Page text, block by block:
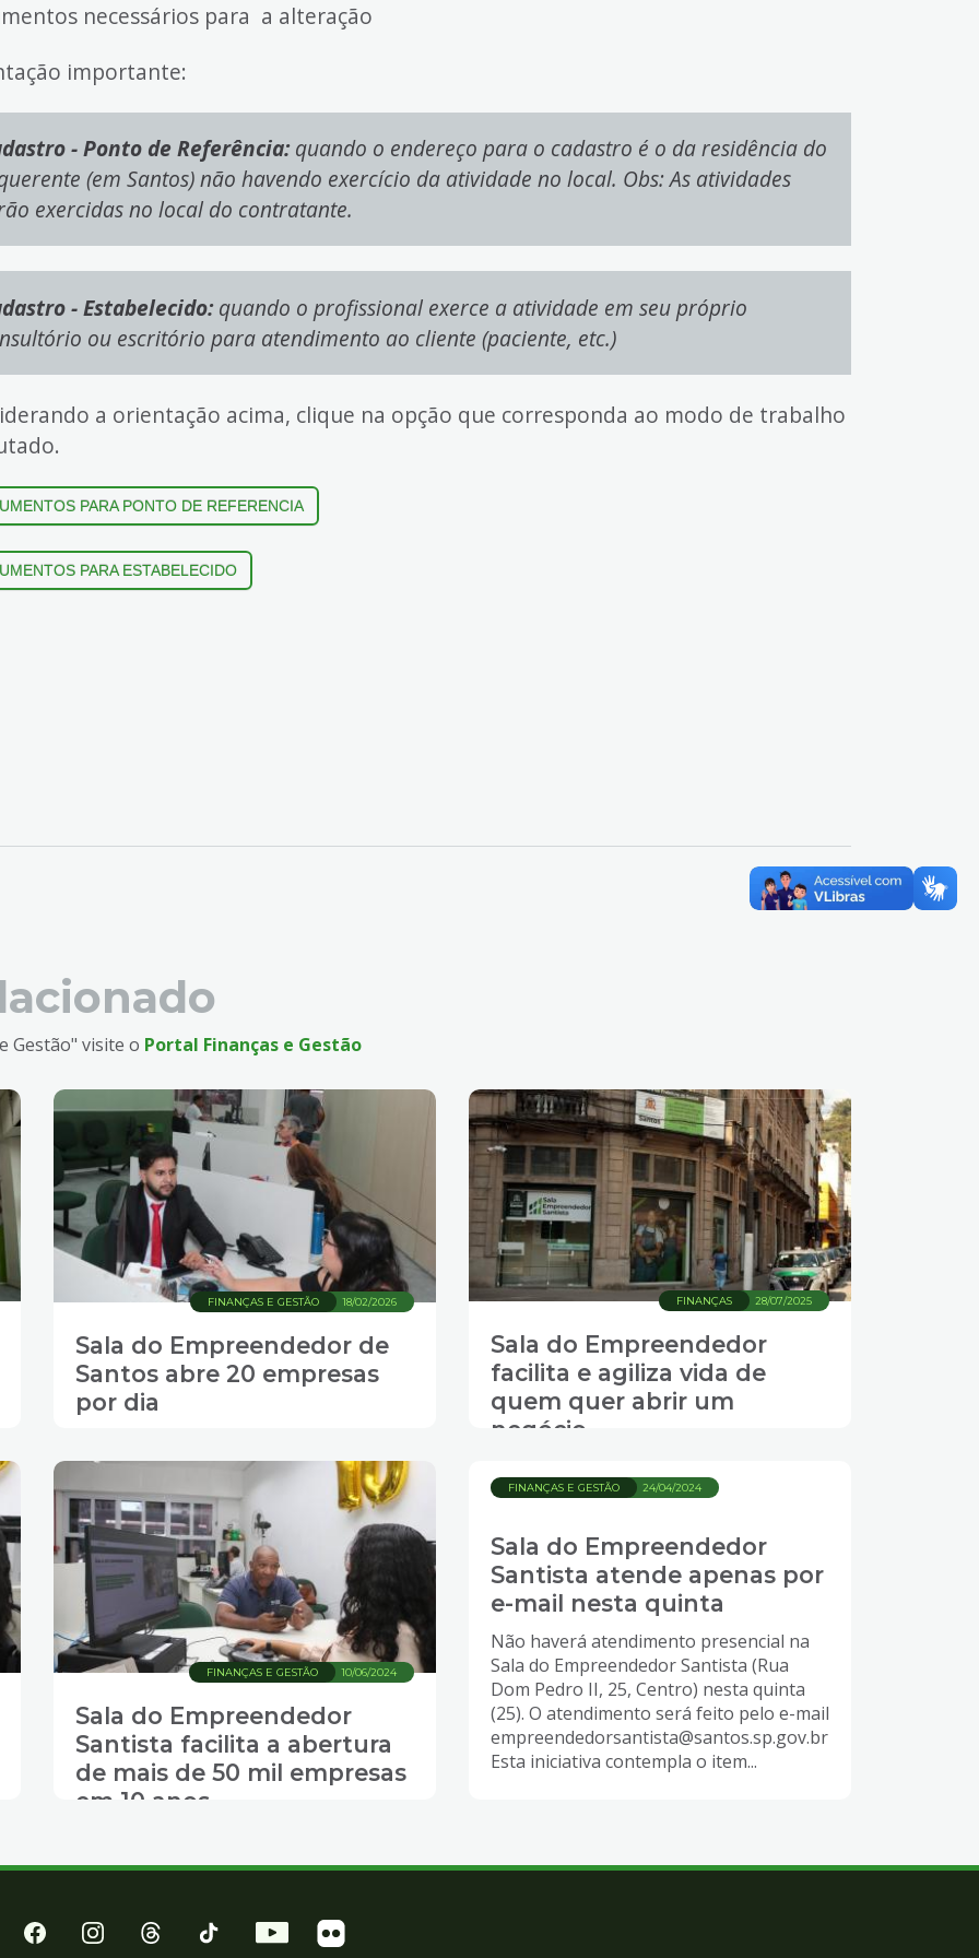
necessários para a alteração
importante:
- Ponto de Referência:quando o endereço para o cadastro é o da residência do
(em Santos) não havendo exercício da atividade no local. Obs: As atividades
exercidas no local do contratante.
- Estabelecido:quando o profissional exerce a atividade em seu próprio
ou escritório para atendimento ao cliente (paciente, etc.)
a orientação acima, clique na opção que corresponda ao modo de trabalho
PARA PONTO DE REFERENCIA
PARA ESTABELECIDO
Gestão" visite o Portal Finanças e Gestão
18/02/2026
FINANÇAS E GESTÃO
Sala do Empreendedor de
Santos abre 20 empresas
por dia
28/07/2025
FINANÇAS
Sala do Empreendedor
facilita e agiliza vida de
quem quer abrir um
negócio
10/06/2024
FINANÇAS E GESTÃO
Sala do Empreendedor
Santista facilita a abertura
de mais de 50 mil empresas
em 10 anos
24/04/2024
FINANÇAS E GESTÃO
Sala do Empreendedor
Santista atende apenas por
e-mail nesta quinta
Não haverá atendimento presencial na
Sala do Empreendedor Santista (Rua
Dom Pedro II, 25, Centro) nesta quinta
(25). O atendimento será feito pelo e-mail
empreendedorsantista@santos.sp.gov.br
Esta iniciativa contempla o item...